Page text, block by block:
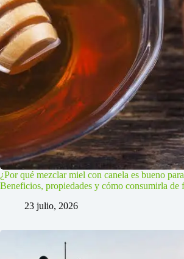
¿Por qué mezclar miel con canela es bueno
Beneficios, propiedades y cómo consumirla de
23 julio, 2026